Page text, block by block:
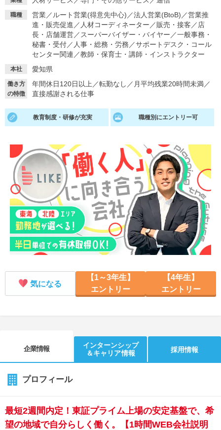
就活ノウハウ・サポート
就活支援
就活ノウハウが満載！
就活コラム
適職診断 就活チャンネル
就活ニュースペーパー よくある質問
職種 営業／ ルート営業(得意先中心) ／法人営業(BtoB) ／営業推
進・販売促進 ／ 人材コーディネーター ／販売・接客 ／ 店
長・店舗運営／ スーパーバイザー・バイヤー ／一般事務・
秘書・受付／ 人事・総務・労務 ／サポートデスク・コール
センター関連 ／教師・保育士・講師・インストラクター
本社 愛知県
働き方
の特徴
年間休日120日以上 ／転勤なし ／ 月平均残業20時間未満／
直接感謝される仕事
教育制度・研修が充実 職種別にエントリー可
気になる
【1～3年生】
エントリー
【4年生】
エントリー
企業情報
インターンシップ
＆キャリア情報
採用情報
プロフィール
最短2週間内定！東証プライム上場の安定基盤で、希
望の地域で自分らしく働く。【1時間WEB会社説明